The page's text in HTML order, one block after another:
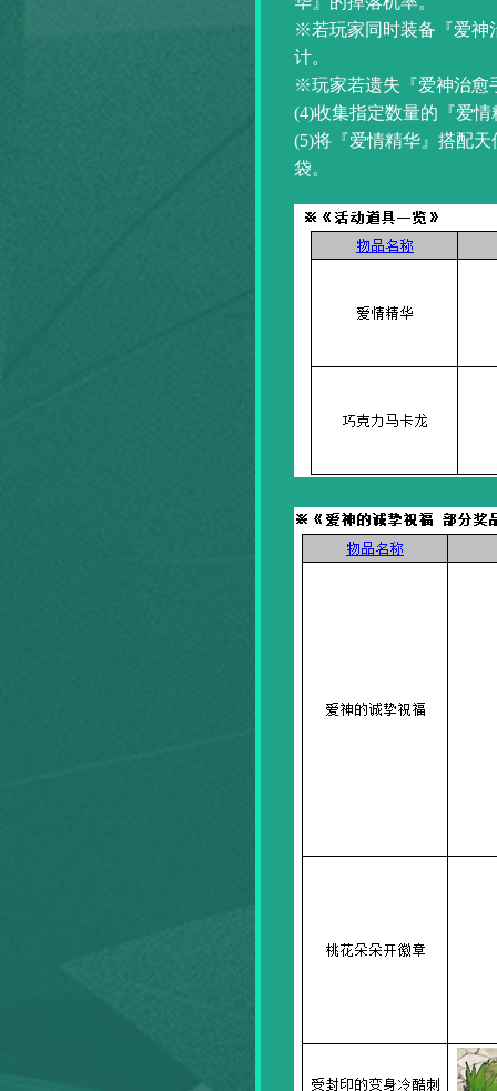
※若玩家同时装备『爱神
计。
※玩家若遗失『爱神治愈
(4)收集指定数量的『爱
(5)将『爱情精华』搭配
袋。